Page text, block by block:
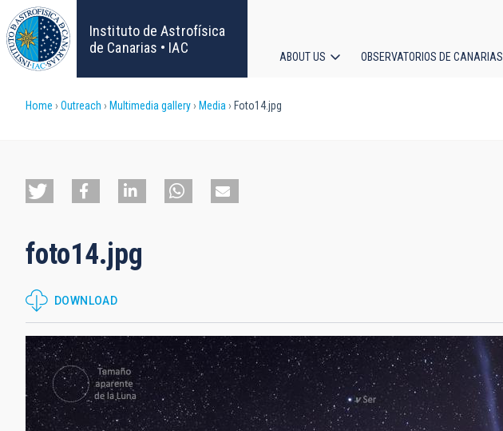
Skip
to
main
content
Instituto de Astrofísica
de Canarias • IAC
navigation
ABOUT US OBSERVATORIOS DE CANARIAS
Breadcrumb
Home Outreach Multimedia gallery Media Foto14.jpg
foto14.jpg
DOWNLOAD